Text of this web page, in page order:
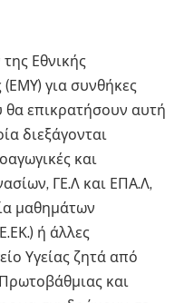
Εθνικής
για συνθήκες
επικρατήσουν αυτή
διεξάγονται
και
ΓΕ.Λ και ΕΠΑ.Λ,
μαθημάτων
ή άλλες
Υγείας ζητά από
και